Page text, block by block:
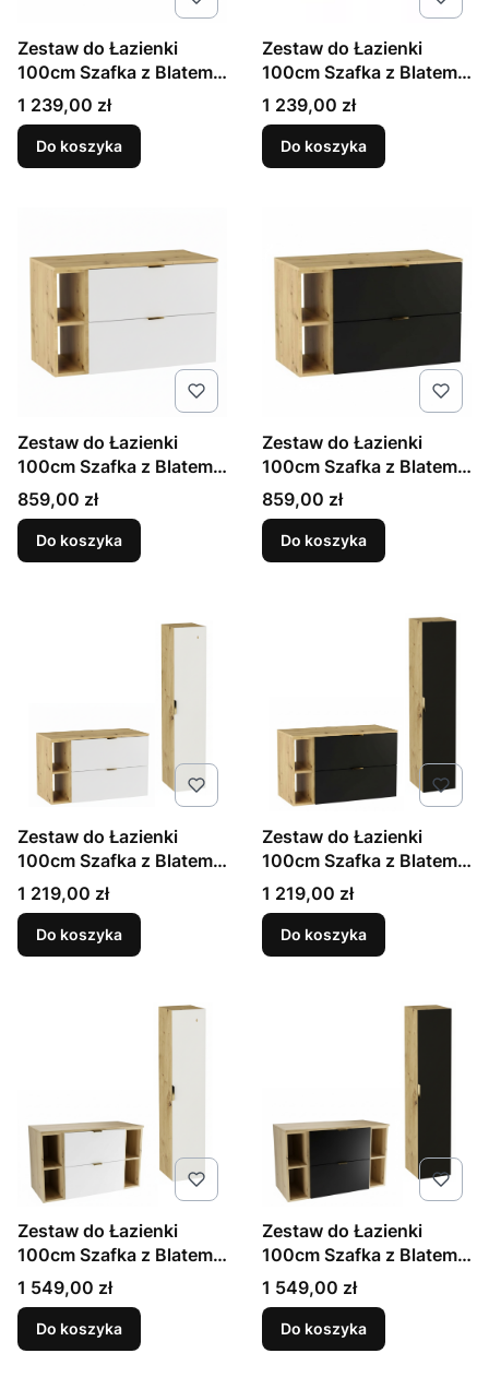
Zestaw do Łazienki
100cm Szafka z Blatem i
Regałami Dąb Artisan /
Czarny Orio
Cena
1 239,00 zł
Do koszyka
Zestaw do Łazienki
100cm Szafka z Blatem i
Regałami Dąb Artisan /
Kaszmir Orio
Cena
1 239,00 zł
Do koszyka
Zestaw do Łazienki
100cm Szafka z Blatem i
Regałem Dąb Artisan /
Biały Orio
Cena
859,00 zł
Do koszyka
Zestaw do Łazienki
100cm Szafka z Blatem i
Regałem Dąb Artisan /
Czarny Orio
Cena
859,00 zł
Do koszyka
Zestaw do Łazienki
100cm Szafka z Blatem
Regał Słupek Dąb
Artisan / Biały Orio
Cena
1 219,00 zł
Do koszyka
Zestaw do Łazienki
100cm Szafka z Blatem
Regał Słupek Dąb
Artisan / Czarny Orio
Cena
1 219,00 zł
Do koszyka
Zestaw do Łazienki
100cm Szafka z Blatem
Regały Słupek Dąb
Artisan / Biały Orio
Cena
1 549,00 zł
Do koszyka
Zestaw do Łazienki
100cm Szafka z Blatem
Regały Słupek Dąb
Artisan / Czarny Orio
Cena
1 549,00 zł
Do koszyka